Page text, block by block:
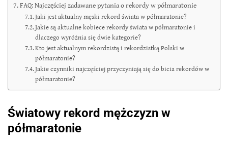
FAQ: Najczęściej zadawane pytania o rekordy w półmaratonie
Jaki jest aktualny męski rekord świata w półmaratonie?
Jakie są aktualne kobiece rekordy świata w półmaratonie i
dlaczego wyróżnia się dwie kategorie?
Kto jest aktualnym rekordzistą i rekordzistką Polski w
półmaratonie?
Jakie czynniki najczęściej przyczyniają się do bicia rekordów w
półmaratonie?
Światowy rekord mężczyzn w
półmaratonie